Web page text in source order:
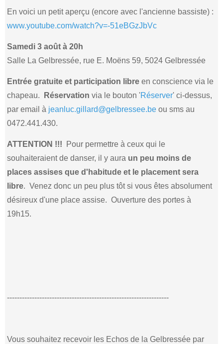
En voici un petit aperçu (encore avec l'ancienne bassiste) :
www.youtube.com/watch?v=-51eBGzJbVc
Samedi 3 août à 20h
Salle La Gelbressée, rue E. Moëns 59, 5024 Gelbressée
Entrée gratuite et participation libre en conscience via le
chapeau.
Réservation via le bouton 'Réserver' ci-dessus,
par email à jeanluc.gillard@gelbressee.be ou sms au
0472.441.430.
ATTENTION !!!
Pour permettre à ceux qui le
souhaiteraient de danser, il y aura un peu moins de
places assises que d'habitude et le placement sera
libre. Venez donc un peu plus tôt si vous êtes absolument
désireux d'une place assise. Ouverture des portes à
19h15.
-----------------------------------------------------------------
Vous souhaitez recevoir les Echos de la Gelbressée par